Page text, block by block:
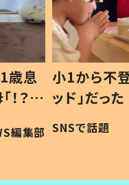
歳息
？」
編集部
小1から不
ッド」だっ
作り続け
#令和の子
SNSで話題